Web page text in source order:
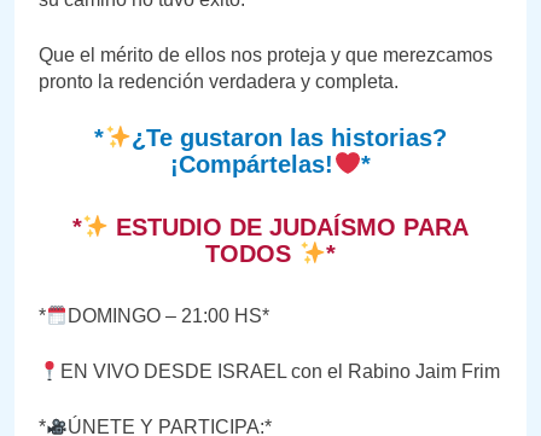
Que el mérito de ellos nos proteja y que merezcamos
pronto la redención verdadera y completa.
*
¿Te gustaron las historias?
¡Compártelas!
*
*
ESTUDIO DE JUDAÍSMO PARA
TODOS
*
* DOMINGO – 21:00 HS*
EN VIVO DESDE ISRAEL con el Rabino Jaim Frim
* ÚNETE Y PARTICIPA:*